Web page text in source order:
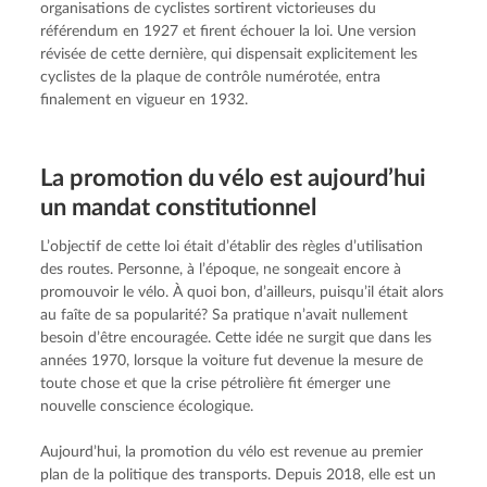
organisations de cyclistes sortirent victorieuses du
référendum en 1927 et firent échouer la loi. Une version
révisée de cette dernière, qui dispensait explicitement les
cyclistes de la plaque de contrôle numérotée, entra
finalement en vigueur en 1932.
La promotion du vélo est aujourd’­hui
un mandat constitutionnel
L’objectif de cette loi était d’établir des règles d’utilisation
des routes. Personne, à l’époque, ne songeait encore à
promouvoir le vélo. À quoi bon, d’ailleurs, puisqu’il était alors
au faîte de sa popularité? Sa pratique n’avait nullement
besoin d’être encouragée. Cette idée ne surgit que dans les
années 1970, lorsque la voiture fut devenue la mesure de
toute chose et que la crise pétrolière fit émerger une
nouvelle conscience écologique.
Aujourd’hui, la promotion du vélo est revenue au premier
plan de la politique des transports. Depuis 2018, elle est un